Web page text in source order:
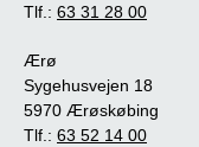
Tlf.: 63 31 28 00
Ærø
Sygehusvejen 18
5970 Ærøskøbing
Tlf.: 63 52 14 00